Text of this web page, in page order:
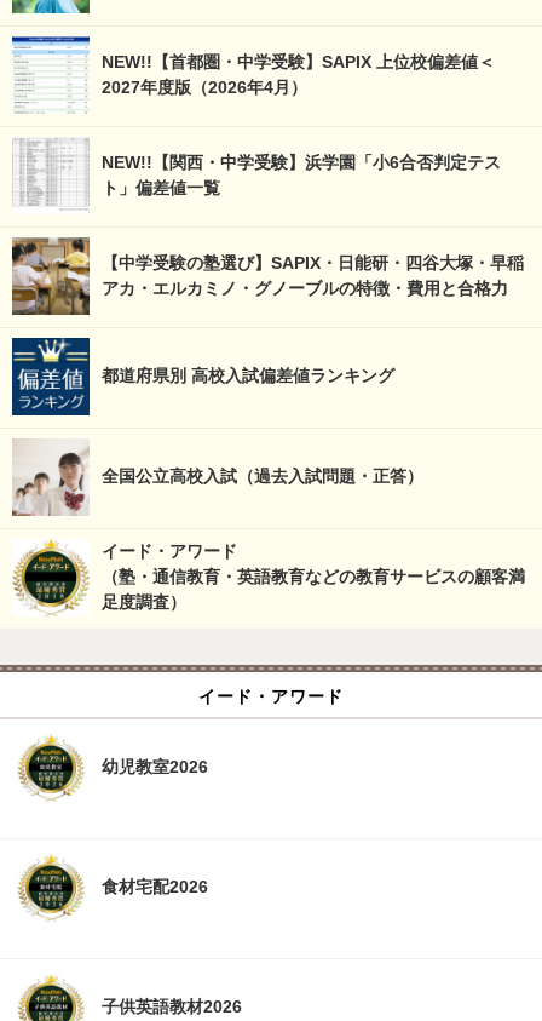
NEW!!【首都圏・中学受験】SAPIX 上位校偏差値＜
2027年度版（2026年4月）
NEW!!【関西・中学受験】浜学園「小6合否判定テス
ト」偏差値一覧
【中学受験の塾選び】SAPIX・日能研・四谷大塚・早稲
アカ・エルカミノ・グノーブルの特徴・費用と合格力
都道府県別 高校入試偏差値ランキング
全国公立高校入試（過去入試問題・正答）
イード・アワード
（塾・通信教育・英語教育などの教育サービスの顧客満
足度調査）
イード・アワード
幼児教室2026
食材宅配2026
子供英語教材2026